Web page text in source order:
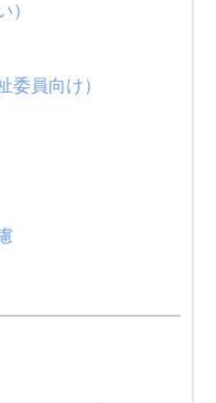
）
委員向け）